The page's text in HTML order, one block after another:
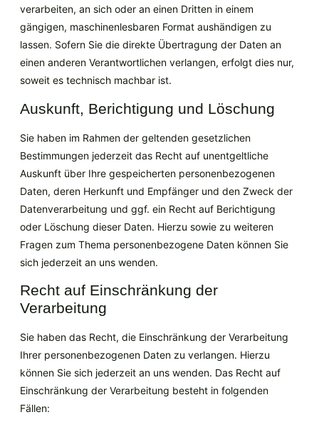
verarbeiten, an sich oder an einen Dritten in einem
gängigen, maschinenlesbaren Format aushändigen zu
lassen. Sofern Sie die direkte Übertragung der Daten an
einen anderen Verantwortlichen verlangen, erfolgt dies nur,
soweit es technisch machbar ist.
Auskunft, Berichtigung und Löschung
Sie haben im Rahmen der geltenden gesetzlichen
Bestimmungen jederzeit das Recht auf unentgeltliche
Auskunft über Ihre gespeicherten personenbezogenen
Daten, deren Herkunft und Empfänger und den Zweck der
Datenverarbeitung und ggf. ein Recht auf Berichtigung
oder Löschung dieser Daten. Hierzu sowie zu weiteren
Fragen zum Thema personenbezogene Daten können Sie
sich jederzeit an uns wenden.
Recht auf Einschränkung der
Verarbeitung
Sie haben das Recht, die Einschränkung der Verarbeitung
Ihrer personenbezogenen Daten zu verlangen. Hierzu
können Sie sich jederzeit an uns wenden. Das Recht auf
Einschränkung der Verarbeitung besteht in folgenden
Fällen: